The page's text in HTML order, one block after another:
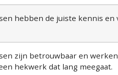
hebben de juiste kennis
zijn betrouwbaar en
hekwerk dat lang meegaat.